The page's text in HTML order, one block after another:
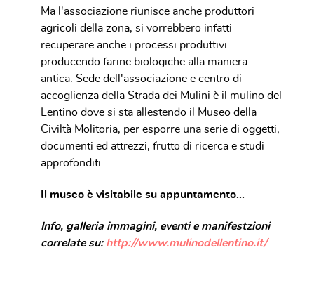
Ma l'associazione riunisce anche produttori
agricoli della zona, si vorrebbero infatti
recuperare anche i processi produttivi
producendo farine biologiche alla maniera
antica. Sede dell'associazione e centro di
accoglienza della Strada dei Mulini è il mulino del
Lentino dove si sta allestendo il Museo della
Civiltà Molitoria, per esporre una serie di oggetti,
documenti ed attrezzi, frutto di ricerca e studi
approfonditi.
Il museo è visitabile su appuntamento...
Info, galleria immagini, eventi e manifestzioni
correlate su:http://www.mulinodellentino.it/